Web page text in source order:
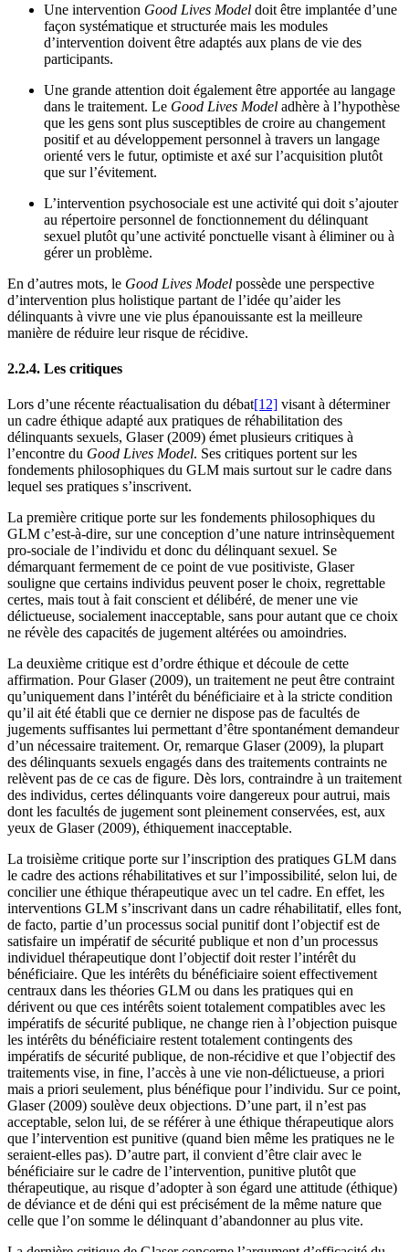
Une intervention Good Lives Model doit être implantée d’une
façon systématique et structurée mais les modules
d’intervention doivent être adaptés aux plans de vie des
participants.
Une grande attention doit également être apportée au langage
dans le traitement. Le Good Lives Model adhère à l’hypothèse
que les gens sont plus susceptibles de croire au changement
positif et au développement personnel à travers un langage
orienté vers le futur, optimiste et axé sur l’acquisition plutôt
que sur l’évitement.
L’intervention psychosociale est une activité qui doit s’ajouter
au répertoire personnel de fonctionnement du délinquant
sexuel plutôt qu’une activité ponctuelle visant à éliminer ou à
gérer un problème.
En d’autres mots, le Good Lives Model possède une perspective
d’intervention plus holistique partant de l’idée qu’aider les
délinquants à vivre une vie plus épanouissante est la meilleure
manière de réduire leur risque de récidive.
2.2.4. Les critiques
Lors d’une récente réactualisation du débat[12] visant à déterminer
un cadre éthique adapté aux pratiques de réhabilitation des
délinquants sexuels, Glaser (2009) émet plusieurs critiques à
l’encontre du Good Lives Model. Ses critiques portent sur les
fondements philosophiques du GLM mais surtout sur le cadre dans
lequel ses pratiques s’inscrivent.
La première critique porte sur les fondements philosophiques du
GLM c’est-à-dire, sur une conception d’une nature intrinsèquement
pro-sociale de l’individu et donc du délinquant sexuel. Se
démarquant fermement de ce point de vue positiviste, Glaser
souligne que certains individus peuvent poser le choix, regrettable
certes, mais tout à fait conscient et délibéré, de mener une vie
délictueuse, socialement inacceptable, sans pour autant que ce choix
ne révèle des capacités de jugement altérées ou amoindries.
La deuxième critique est d’ordre éthique et découle de cette
affirmation. Pour Glaser (2009), un traitement ne peut être contraint
qu’uniquement dans l’intérêt du bénéficiaire et à la stricte condition
qu’il ait été établi que ce dernier ne dispose pas de facultés de
jugements suffisantes lui permettant d’être spontanément demandeur
d’un nécessaire traitement. Or, remarque Glaser (2009), la plupart
des délinquants sexuels engagés dans des traitements contraints ne
relèvent pas de ce cas de figure. Dès lors, contraindre à un traitement
des individus, certes délinquants voire dangereux pour autrui, mais
dont les facultés de jugement sont pleinement conservées, est, aux
yeux de Glaser (2009), éthiquement inacceptable.
La troisième critique porte sur l’inscription des pratiques GLM dans
le cadre des actions réhabilitatives et sur l’impossibilité, selon lui, de
concilier une éthique thérapeutique avec un tel cadre. En effet, les
interventions GLM s’inscrivant dans un cadre réhabilitatif, elles font,
de facto, partie d’un processus social punitif dont l’objectif est de
satisfaire un impératif de sécurité publique et non d’un processus
individuel thérapeutique dont l’objectif doit rester l’intérêt du
bénéficiaire. Que les intérêts du bénéficiaire soient effectivement
centraux dans les théories GLM ou dans les pratiques qui en
dérivent ou que ces intérêts soient totalement compatibles avec les
impératifs de sécurité publique, ne change rien à l’objection puisque
les intérêts du bénéficiaire restent totalement contingents des
impératifs de sécurité publique, de non-récidive et que l’objectif des
traitements vise, in fine, l’accès à une vie non-délictueuse, a priori
mais a priori seulement, plus bénéfique pour l’individu. Sur ce point,
Glaser (2009) soulève deux objections. D’une part, il n’est pas
acceptable, selon lui, de se référer à une éthique thérapeutique alors
que l’intervention est punitive (quand bien même les pratiques ne le
seraient-elles pas). D’autre part, il convient d’être clair avec le
bénéficiaire sur le cadre de l’intervention, punitive plutôt que
thérapeutique, au risque d’adopter à son égard une attitude (éthique)
de déviance et de déni qui est précisément de la même nature que
celle que l’on somme le délinquant d’abandonner au plus vite.